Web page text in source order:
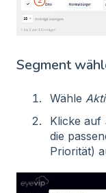
Segment
Wähle
Klicke auf
die
Priorität)